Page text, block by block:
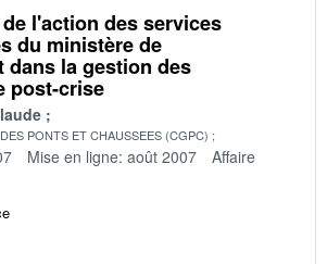
l'action des services
du ministère de
dans la gestion des
post-crise
PONTS ET CHAUSSEES (CGPC)
Mise en ligne: août 2007
Affaire